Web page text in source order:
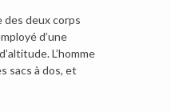
des deux corps
d’une
L’homme
sacs à dos, et